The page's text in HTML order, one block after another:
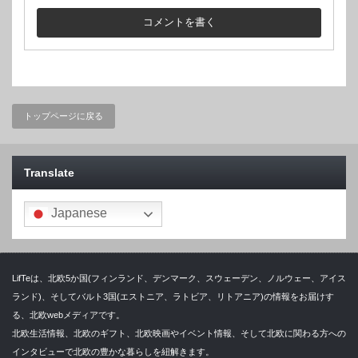
トップページに戻る
Translate
Japanese
LifTeは、北欧5か国(フィンランド、デンマーク、スウェーデン、ノルウェー、アイス
ランド)、そしてバルト3国(エストニア、ラトビア、リトアニア)の情報をお届けす
る、北欧webメディアです。
北欧生活情報、北欧のギフト、北欧映画やイベント情報、そして北欧に関わる方への
インタビューで北欧の豊かな暮らしを紐解きます。